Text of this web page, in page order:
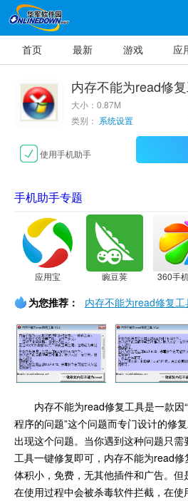
首页 最新 游戏 应
内存不能为read修
大小：0.87M
类别： 系统设置
使用手机助手
手机助手专题
应用宝 豌豆荚 360手
为您推荐： 内存不能为read修复工
内存不能为read修复工具是一款
程序的问题”这个问题而专门设计的修
出现这个问题。当你遇到这种问题只
工具一键修复即可，内存不能为read
体积小，免费，无其他插件和广告。
在使用过程中会被杀毒软件拦截，在